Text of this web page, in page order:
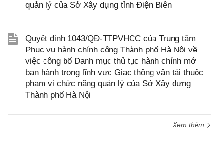
quản lý của Sở Xây dựng tỉnh Điện Biên
Quyết định 1043/QĐ-TTPVHCC của Trung tâm
Phục vụ hành chính công Thành phố Hà Nội về
việc công bố Danh mục thủ tục hành chính mới
ban hành trong lĩnh vực Giao thông vận tải thuộc
phạm vi chức năng quản lý của Sở Xây dựng
Thành phố Hà Nội
Xem thêm